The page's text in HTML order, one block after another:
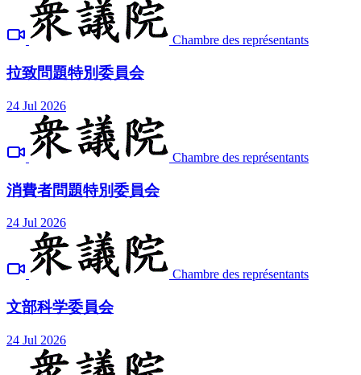
Chambre des représentants
拉致問題特別委員会
24 Jul 2026
Chambre des représentants
消費者問題特別委員会
24 Jul 2026
Chambre des représentants
文部科学委員会
24 Jul 2026